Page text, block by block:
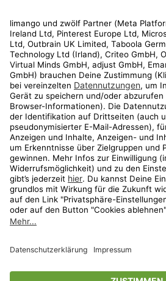
Kundenservice
Shop
Aktionen
Travel